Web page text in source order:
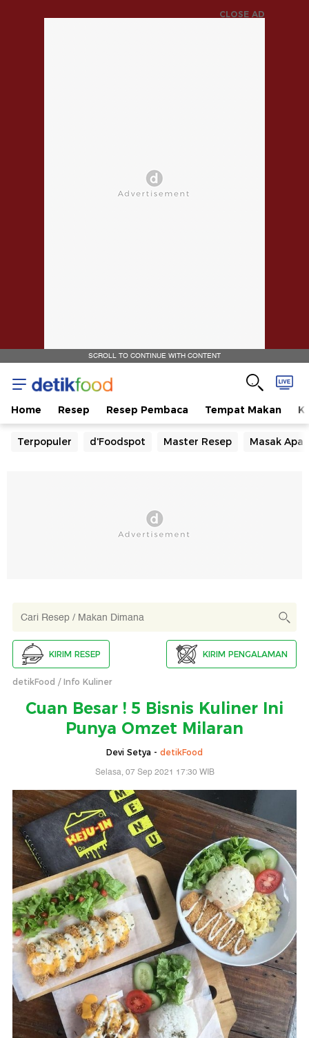
CLOSE AD
SCROLL TO CONTINUE WITH CONTENT
Home Resep Resep Pembaca Tempat Makan
Terpopuler d'Foodspot Master Resep Masak Apa
KIRIM RESEP KIRIM PENGALAMAN
detikFood Info Kuliner
Cuan Besar ! 5 Bisnis Kuliner Ini
Punya Omzet Milaran
Devi Setya - detikFood
Selasa, 07 Sep 2021 17:30 WIB